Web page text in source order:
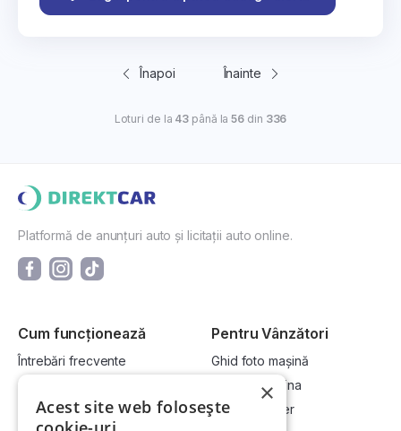
Înapoi Înainte
Loturi de la 43 până la56 din 336
Platformă de anunțuri auto și licitații auto online.
Cum funcționează
Întrebări frecvente
Cum vând la licitație?
Pentru Vânzători
Ghid foto mașină
Vinde-ți mașina
Devino dealer
×
Acest site web folosește